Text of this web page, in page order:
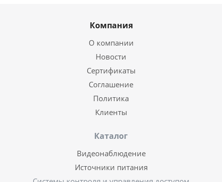
Компания
О компании
Новости
Сертификаты
Соглашение
Политика
Клиенты
Каталог
Видеонаблюдение
Источники питания